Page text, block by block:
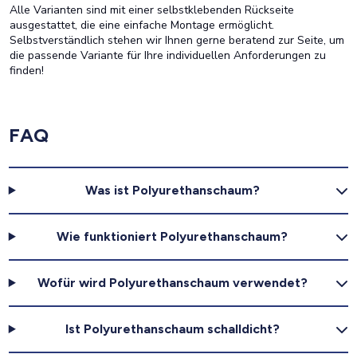
Alle Varianten sind mit einer selbstklebenden Rückseite
ausgestattet, die eine einfache Montage ermöglicht.
Selbstverständlich stehen wir Ihnen gerne beratend zur Seite, um
die passende Variante für Ihre individuellen Anforderungen zu
finden!
FAQ
Was ist Polyurethanschaum?
Wie funktioniert Polyurethanschaum?
Wofür wird Polyurethanschaum verwendet?
Ist Polyurethanschaum schalldicht?